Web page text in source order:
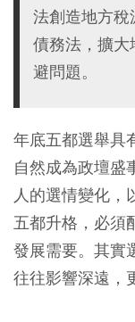
法創造地方
債務法，擴
避問題。
年底五都選舉具
自然成為政壇盛
人的選情變化，
五都升格，必須
發展需要。其實
往往影響深遠，